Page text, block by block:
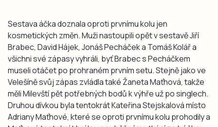
Sestava áčka doznala oproti prvnímu kolu jen
kosmetických změn. Muži nastoupili opět v sestavě Jiří
Brabec, David Hájek, Jonáš Pecháček a Tomáš Kolář a
všichni své zápasy vyhráli, byť Brabec s Pecháčkem
museli otáčet po prohraném prvním setu. Stejně jako ve
Velešíně svůj zápas zvládla také Žaneta Maťhová, takže
měli Milevští pět potřebných bodů k výhře už po singlech.
Druhou dívkou byla tentokrát Kateřina Stejskalová místo
Adriany Maťhové, které se oproti prvnímu kolu prohodily a